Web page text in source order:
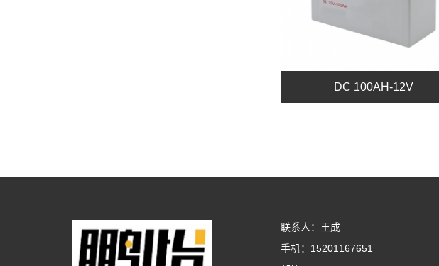
DC 100AH-12V
联系人：王成
手机：15201167651